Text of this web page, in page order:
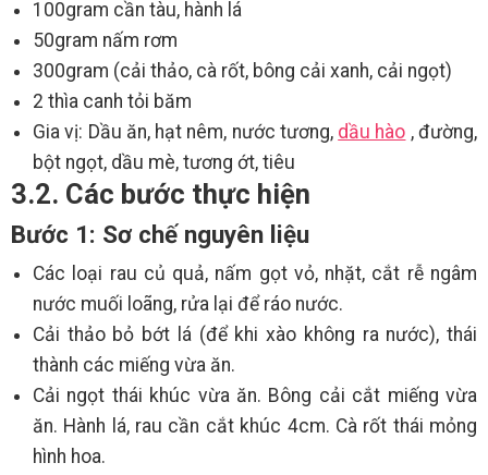
100gram cần tàu, hành lá
50gram nấm rơm
300gram (cải thảo, cà rốt, bông cải xanh, cải ngọt)
2 thìa canh tỏi băm
Gia vị: Dầu ăn, hạt nêm, nước tương, dầu hào , đường,
bột ngọt, dầu mè, tương ớt, tiêu
3.2. Các bước thực hiện
Bước 1: Sơ chế nguyên liệu
Các loại rau củ quả, nấm gọt vỏ, nhặt, cắt rễ ngâm
nước muối loãng, rửa lại để ráo nước.
Cải thảo bỏ bớt lá (để khi xào không ra nước), thái
thành các miếng vừa ăn.
Cải ngọt thái khúc vừa ăn. Bông cải cắt miếng vừa
ăn. Hành lá, rau cần cắt khúc 4cm. Cà rốt thái mỏng
hình hoa.